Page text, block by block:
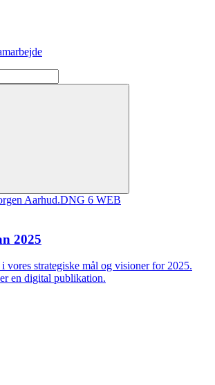
2025
vores strategiske mål og visioner for 2025.
en digital publikation.